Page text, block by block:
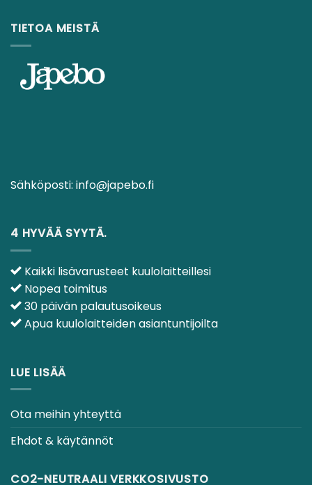
TIETOA MEISTÄ
Sähköposti:info@japebo.fi
4 HYVÄÄ SYYTÄ.
Kaikki lisävarusteet kuulolaitteillesi
Nopea toimitus
30 päivän palautusoikeus
Apua kuulolaitteiden asiantuntijoilta
LUE LISÄÄ
Ota meihin yhteyttä
Ehdot & käytännöt
CO2-NEUTRAALI VERKKOSIVUSTO